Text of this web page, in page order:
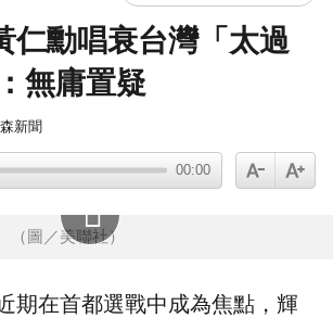
仁勳唱衰台灣「太過
無庸置疑
新聞
00:00
（圖／美聯社）
期在首都選戰中成為焦點， 輝